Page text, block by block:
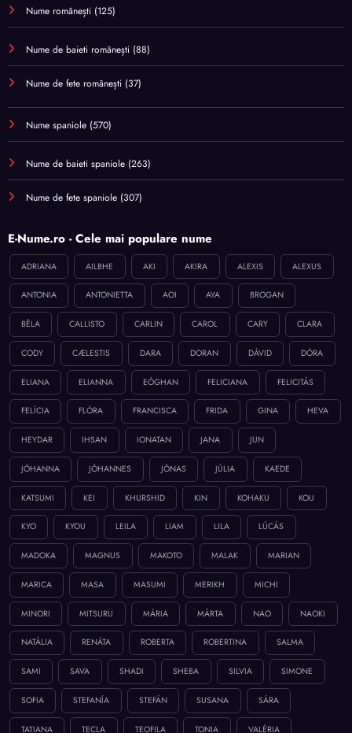
Nume românești (125)
Nume de baieti românești (88)
Nume de fete românești (37)
Nume spaniole (570)
Nume de baieti spaniole (263)
Nume de fete spaniole (307)
E-Nume.ro - Cele mai populare nume
ADRIANA AILBHE AKI AKIRA ALEXIS ALEXUS
ANTONIA ANTONIETTA AOI AYA BROGAN
BÉLA CALLISTO CARLIN CAROL CARY CLARA
CODY CÆLESTIS DARA DORAN DÁVID DÓRA
ELIANA ELIANNA EÓGHAN FELICIANA FELICITÁS
FELÍCIA FLÓRA FRANCISCA FRIDA GINA HEVA
HEYDAR IHSAN IONATAN JANA JUN
JÓHANNA JÓHANNES JÓNAS JÚLIA KAEDE
KATSUMI KEI KHURSHID KIN KOHAKU KOU
KYO KYOU LEILA LIAM LILA LÚCÁS
MADOKA MAGNUS MAKOTO MALAK MARIAN
MARICA MASA MASUMI MERIKH MICHI
MINORI MITSURU MÁRIA MÁRTA NAO NAOKI
NATÁLIA RENÁTA ROBERTA ROBERTINA SALMA
SAMI SAVA SHADI SHEBA SILVIA SIMONE
SOFIA STEFANÍA STEFÁN SUSANA SÁRA
TATIANA TECLA TEOFILA TONIA VALÉRIA